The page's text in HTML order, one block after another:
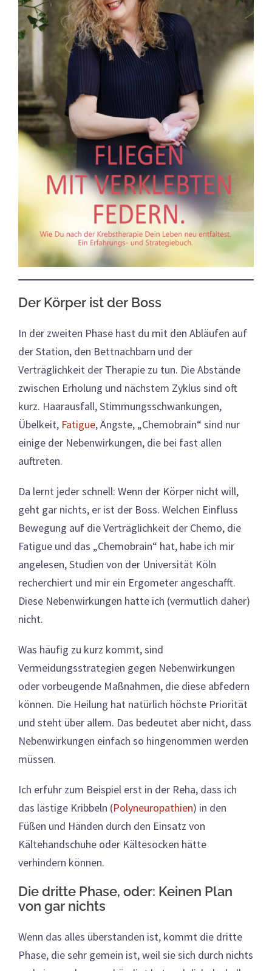
Der Körper ist der Boss
In der zweiten Phase hast du mit den Abläufen auf
der Station, den Bettnachbarn und der
Verträglichkeit der Therapie zu tun. Die Abstände
zwischen Erholung und nächstem Zyklus sind oft
kurz. Haarausfall, Stimmungsschwankungen,
Übelkeit, Fatigue, Ängste, „Chemobrain“ sind nur
einige der Nebenwirkungen, die bei fast allen
auftreten.
Da lernt jeder schnell: Wenn der Körper nicht will,
geht gar nichts, er ist der Boss. Welchen Einfluss
Bewegung auf die Verträglichkeit der Chemo, die
Fatigue und das „Chemobrain“ hat, habe ich mir
angelesen, Studien von der Universität Köln
recherchiert und mir ein Ergometer angeschafft.
Diese Nebenwirkungen hatte ich (vermutlich daher)
nicht.
Was häufig zu kurz kommt, sind
Vermeidungsstrategien gegen Nebenwirkungen
oder vorbeugende Maßnahmen, die diese abfedern
können. Die Heilung hat natürlich höchste Priorität
und steht über allem. Das bedeutet aber nicht, dass
Nebenwirkungen einfach so hingenommen werden
müssen.
Ich erfuhr zum Beispiel erst in der Reha, dass ich
das lästige Kribbeln (Polyneuropathien) in den
Füßen und Händen durch den Einsatz von
Kältehandschuhe oder Kältesocken hätte
verhindern können.
Die dritte Phase, oder: Keinen Plan
von gar nichts
Wenn das alles überstanden ist, kommt die dritte
Phase, die sehr gemein ist, weil sie sich durch nichts